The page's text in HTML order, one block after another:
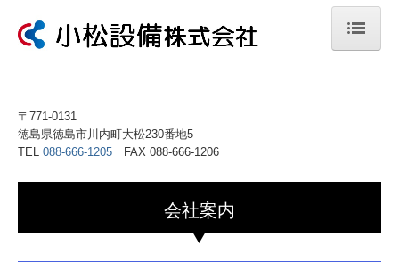
先輩社員の声
施工事例
〒771-0131
徳島県徳島市川内町大松230番地5
TEL 088-666-1205 FAX 088-666-1206
会社案内